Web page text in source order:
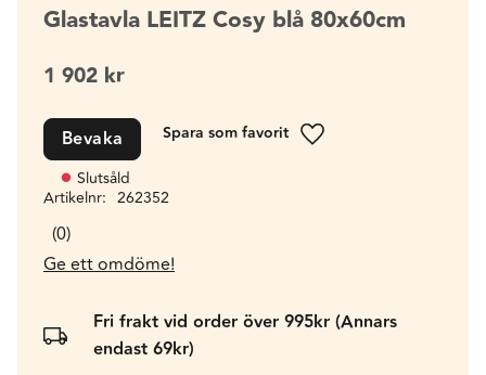
Glastavla LEITZ Cosy blå 80x60cm
1 902 kr
Lägg till i favoriter
Bevaka
Slutsåld
Artikelnr
262352
0
Ge ett omdöme!
Fri frakt vid order över 995kr (Annars
endast 69kr)